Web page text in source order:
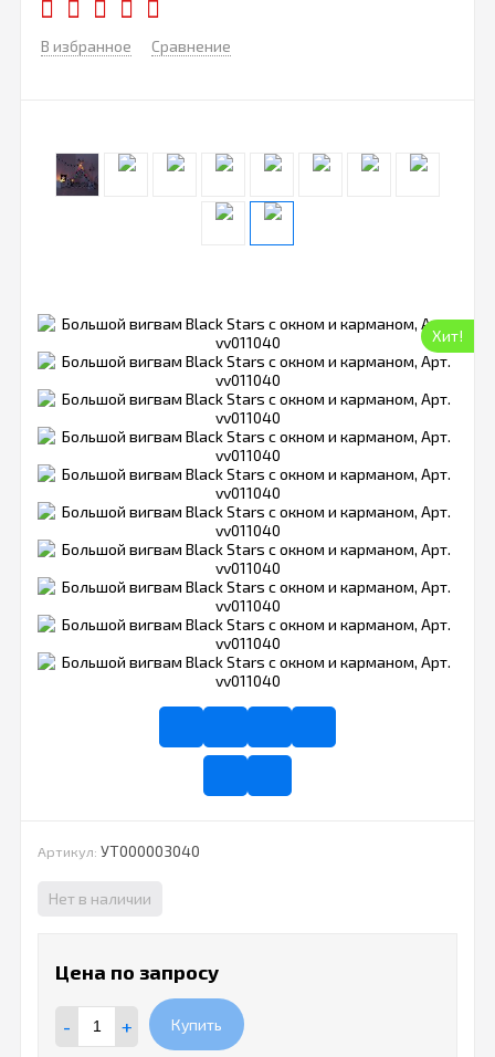
В избранное Сравнение
Хит!
Артикул: УТ000003040
Нет в наличии
Цена по запросу
- + Купить